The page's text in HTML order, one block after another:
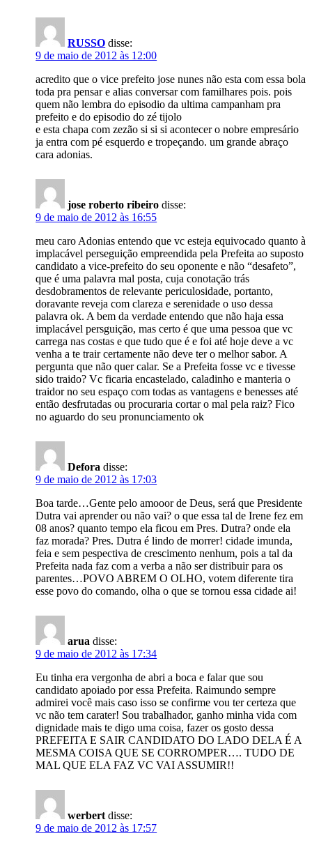
RUSSO disse:
9 de maio de 2012 às 12:00
acredito que o vice prefeito jose nunes não esta com essa bola
toda pra pensar e alias conversar com familhares pois. pois
quem não lembra do episodio da ultima campanham pra
prefeito e do episodio do zé tijolo
e esta chapa com zezão si si si acontecer o nobre empresário
ja entra com pé esquerdo e tropeçando. um grande abraço
cara adonias.
jose roberto ribeiro disse:
9 de maio de 2012 às 16:55
meu caro Adonias entendo que vc esteja equivocado quanto à
implacável perseguição empreendida pela Prefeita ao suposto
candidato a vice-prefeito do seu oponente e não “desafeto”,
que é uma palavra mal posta, cuja conotação trás
desdobramentos de relevante periculosidade, portanto,
doravante reveja com clareza e serenidade o uso dessa
palavra ok. A bem da verdade entendo que não haja essa
implacável persguição, mas certo é que uma pessoa que vc
carrega nas costas e que tudo que é e foi até hoje deve a vc
venha a te trair certamente não deve ter o melhor sabor. A
pergunta que não quer calar. Se a Prefeita fosse vc e tivesse
sido traido? Vc ficaria encastelado, caladinho e manteria o
traidor no seu espaço com todas as vantagens e benesses até
então desfrutadas ou procuraria cortar o mal pela raiz? Fico
no aguardo do seu pronunciamento ok
Defora disse:
9 de maio de 2012 às 17:03
Boa tarde…Gente pelo amooor de Deus, será que Presidente
Dutra vai aprender ou não vai? o que essa tal de Irene fez em
08 anos? quanto tempo ela ficou em Pres. Dutra? onde ela
faz morada? Pres. Dutra é lindo de morrer! cidade imunda,
feia e sem pespectiva de crescimento nenhum, pois a tal da
Prefeita nada faz com a verba a não ser distribuir para os
parentes…POVO ABREM O OLHO, votem diferente tira
esse povo do comando, olha o que se tornou essa cidade ai!
arua disse:
9 de maio de 2012 às 17:34
Eu tinha era vergonha de abri a boca e falar que sou
candidato apoiado por essa Prefeita. Raimundo sempre
admirei você mais caso isso se confirme vou ter certeza que
vc não tem carater! Sou trabalhador, ganho minha vida com
dignidade mais te digo uma coisa, fazer os gosto dessa
PREFEITA E SAIR CANDIDATO DO LADO DELA É A
MESMA COISA QUE SE CORROMPER…. TUDO DE
MAL QUE ELA FAZ VC VAI ASSUMIR!!
werbert disse:
9 de maio de 2012 às 17:57